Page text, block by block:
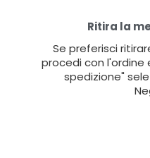
Ritira la
Se preferisci
procedi con l'ordine
spedizione"